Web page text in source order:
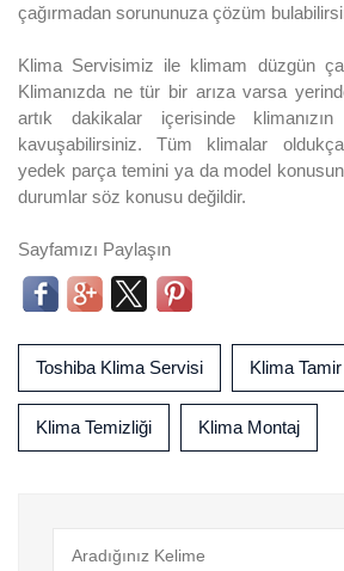
çağırmadan sorununuza çözüm
Klima Servisimiz ile klimam düzgün
Klimanızda ne tür bir arıza varsa
artık dakikalar içerisinde
kavuşabilirsiniz. Tüm klimalar oldukça
yedek parça temini ya da model
durumlar söz konusu değildir.
Sayfamızı Paylaşın
Toshiba Klima Servisi Klima Tamir
Klima Temizliği Klima Montaj